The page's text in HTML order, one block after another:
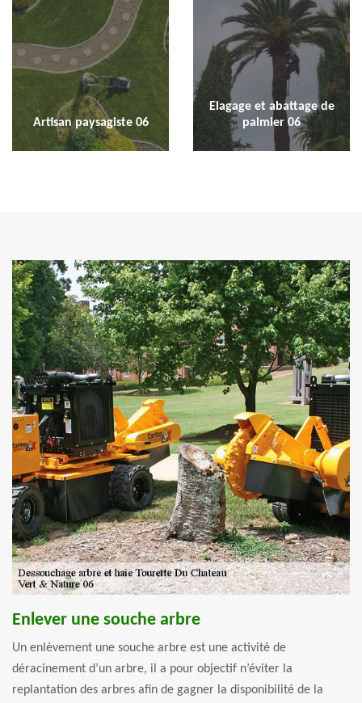
Artisan paysagiste 06
Elagage et abattage de
palmier 06
Enlever une souche arbre
Un enlèvement une souche arbre est une activité de
déracinement d’un arbre, il a pour objectif n’éviter la
replantation des arbres afin de gagner la disponibilité de la